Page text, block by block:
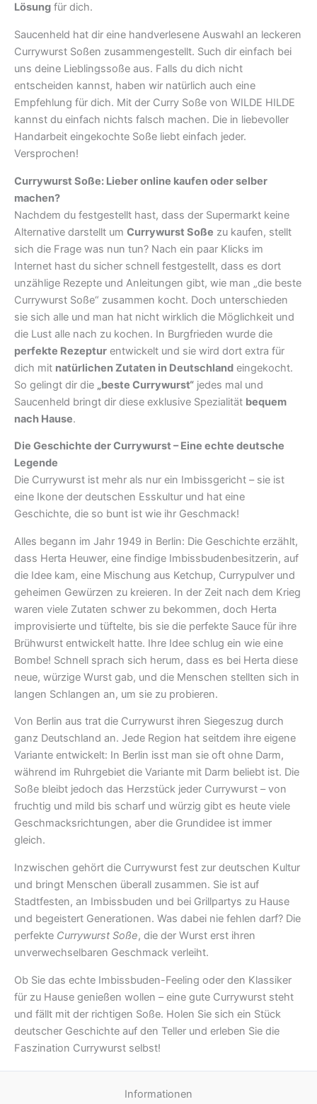
Lösung für dich.
Saucenheld hat dir eine handverlesene Auswahl an leckeren
Currywurst Soßen zusammengestellt. Such dir einfach bei
uns deine Lieblingssoße aus. Falls du dich nicht
entscheiden kannst, haben wir natürlich auch eine
Empfehlung für dich. Mit der Curry Soße von WILDE HILDE
kannst du einfach nichts falsch machen. Die in liebevoller
Handarbeit eingekochte Soße liebt einfach jeder.
Versprochen!
Currywurst Soße: Lieber online kaufen oder selber
machen?
Nachdem du festgestellt hast, dass der Supermarkt keine
Alternative darstellt um Currywurst Soße zu kaufen, stellt
sich die Frage was nun tun? Nach ein paar Klicks im
Internet hast du sicher schnell festgestellt, dass es dort
unzählige Rezepte und Anleitungen gibt, wie man „die beste
Currywurst Soße“ zusammen kocht. Doch unterschieden
sie sich alle und man hat nicht wirklich die Möglichkeit und
die Lust alle nach zu kochen. In Burgfrieden wurde die
perfekte Rezeptur entwickelt und sie wird dort extra für
dich mit natürlichen Zutaten in Deutschland eingekocht.
So gelingt dir die „beste Currywurst“ jedes mal und
Saucenheld bringt dir diese exklusive Spezialität bequem
nach Hause.
Die Geschichte der Currywurst – Eine echte deutsche
Legende
Die Currywurst ist mehr als nur ein Imbissgericht – sie ist
eine Ikone der deutschen Esskultur und hat eine
Geschichte, die so bunt ist wie ihr Geschmack!
Alles begann im Jahr 1949 in Berlin: Die Geschichte erzählt,
dass Herta Heuwer, eine findige Imbissbudenbesitzerin, auf
die Idee kam, eine Mischung aus Ketchup, Currypulver und
geheimen Gewürzen zu kreieren. In der Zeit nach dem Krieg
waren viele Zutaten schwer zu bekommen, doch Herta
improvisierte und tüftelte, bis sie die perfekte Sauce für ihre
Brühwurst entwickelt hatte. Ihre Idee schlug ein wie eine
Bombe! Schnell sprach sich herum, dass es bei Herta diese
neue, würzige Wurst gab, und die Menschen stellten sich in
langen Schlangen an, um sie zu probieren.
Von Berlin aus trat die Currywurst ihren Siegeszug durch
ganz Deutschland an. Jede Region hat seitdem ihre eigene
Variante entwickelt: In Berlin isst man sie oft ohne Darm,
während im Ruhrgebiet die Variante mit Darm beliebt ist. Die
Soße bleibt jedoch das Herzstück jeder Currywurst – von
fruchtig und mild bis scharf und würzig gibt es heute viele
Geschmacksrichtungen, aber die Grundidee ist immer
gleich.
Inzwischen gehört die Currywurst fest zur deutschen Kultur
und bringt Menschen überall zusammen. Sie ist auf
Stadtfesten, an Imbissbuden und bei Grillpartys zu Hause
und begeistert Generationen. Was dabei nie fehlen darf? Die
perfekte Currywurst Soße, die der Wurst erst ihren
unverwechselbaren Geschmack verleiht.
Ob Sie das echte Imbissbuden-Feeling oder den Klassiker
für zu Hause genießen wollen – eine gute Currywurst steht
und fällt mit der richtigen Soße. Holen Sie sich ein Stück
deutscher Geschichte auf den Teller und erleben Sie die
Faszination Currywurst selbst!
Informationen